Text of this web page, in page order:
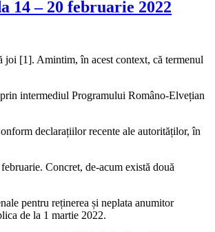
14 – 20 februarie 2022
[1]. Amintim, în acest context, că termenul
intermediul Programului Româno-Elvețian
declarațiilor recente ale autorităților, în
Concret, de-acum există două
pentru reținerea și neplata anumitor
de la 1 martie 2022.